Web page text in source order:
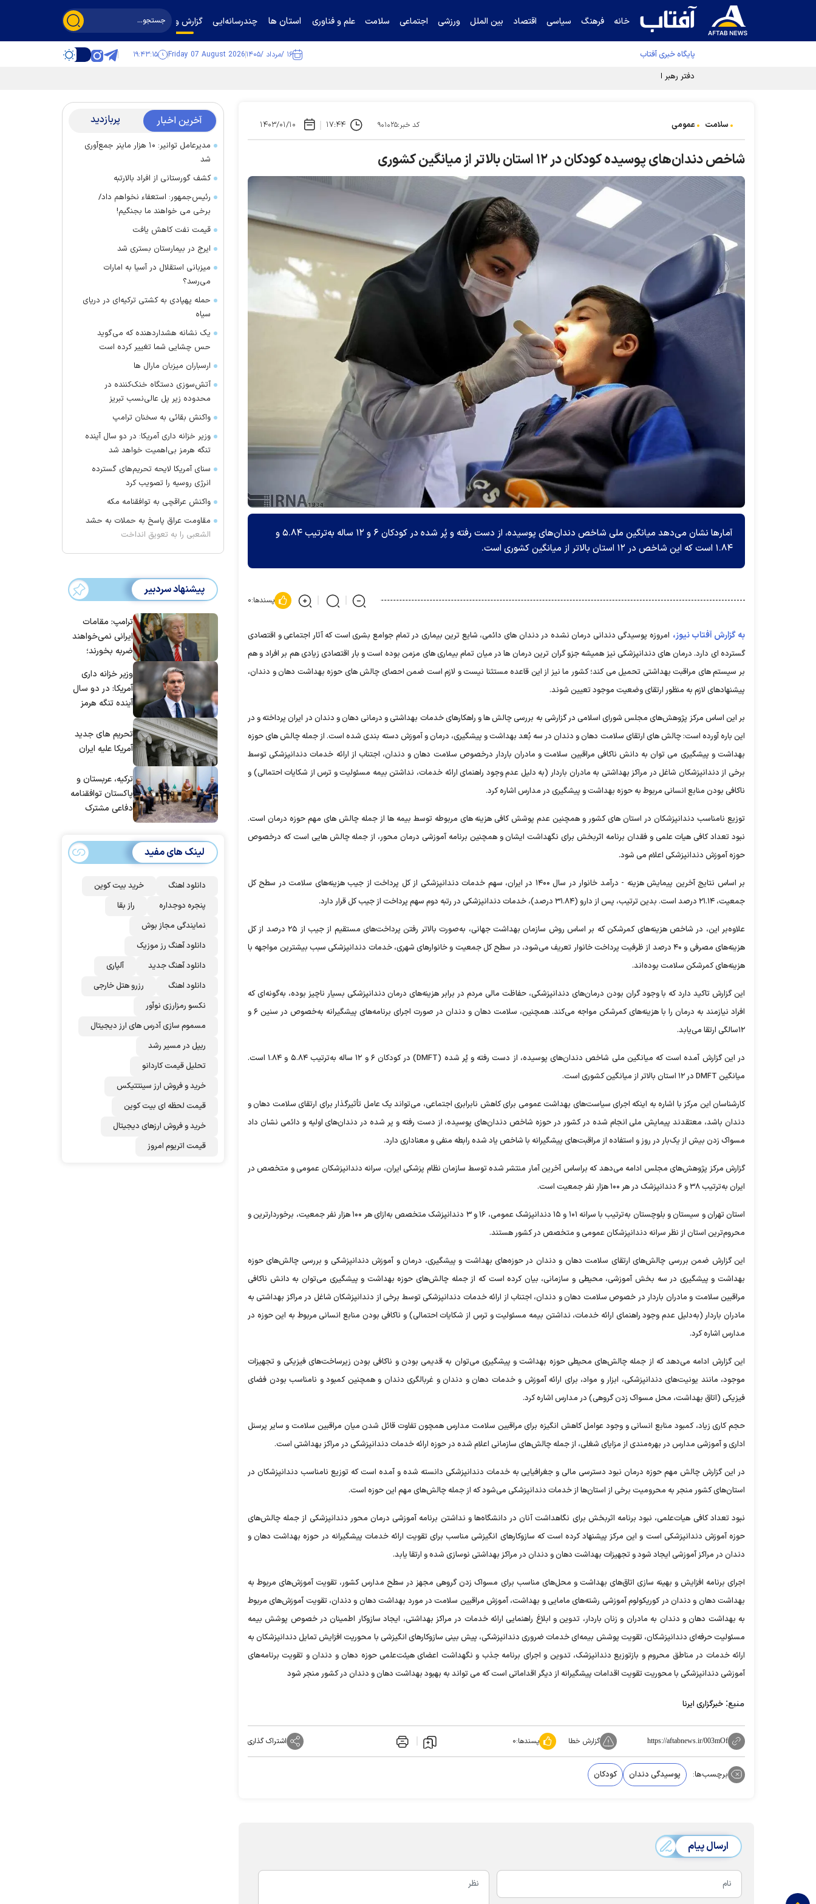
خانه فرهنگ سیاسی اقتصاد بین الملل ورزشی اجتماعی سلامت علم و فناوری استان ها چندرسانه‌ایی گزارش و گفت‌وگو
پایگاه خبری آفتاب ۱۶ /مرداد /۱۴۰۵ Friday 07 August 2026 ۱۹:۴۳:۱۶
دفتر رهبر انقلاب ادعای خرازی درباره پزشکیان را تکذیب کرد
سلامت عمومی کد خبر:۹۰۱۰۲۵ ۱۷:۴۴ ۱۴۰۳/۰۱/۱۰
شاخص دندان‌های پوسیده کودکان در ۱۲ استان بالاتر از میانگین کشوری
آمارها نشان می‌دهد میانگین ملی شاخص دندان‌های پوسیده، از دست رفته و پُر شده در کودکان ۶ و ۱۲ ساله به‌ترتیب ۵.۸۴ و
۱.۸۴ است که این شاخص در ۱۲ استان بالاتر از میانگین کشوری است.
پسندها:۰
به گزارش آفتاب نیوز، امروزه پوسیدگی دندانی درمان نشده در دندان های دائمی، شایع ترین بیماری در تمام جوامع بشری است که آثار اجتماعی و اقتصادی
گسترده ای دارد. درمان های دندانپزشکی نیز همیشه جزو گران ترین درمان ها در میان تمام بیماری های مزمن بوده است و بار اقتصادی زیادی هم بر افراد و هم
بر سیستم های مراقبت بهداشتی تحمیل می کند؛ کشور ما نیز از این قاعده مستثنا نیست و لازم است ضمن احصای چالش های حوزه بهداشت دهان و دندان،
پیشنهادهای لازم به منظور ارتقای وضعیت موجود تعیین شوند.
بر این اساس مرکز پژوهش‌های مجلس شورای اسلامی در گزارشی به بررسی چالش ها و راهکارهای خدمات بهداشتی و درمانی دهان و دندان در ایران پرداخته و در
این باره آورده است: چالش های ارتقای سلامت دهان و دندان در سه بُعد بهداشت و پیشگیری، درمان و آموزش دسته بندی شده است. از جمله چالش های حوزه
بهداشت و پیشگیری می توان به دانش ناکافی مراقبین سلامت و مادران باردار درخصوص سلامت دهان و دندان، اجتناب از ارائه خدمات دندانپزشکی توسط
برخی از دندانپزشکان شاغل در مراکز بهداشتی به مادران باردار (به دلیل عدم وجود راهنمای ارائه خدمات، نداشتن بیمه مسئولیت و ترس از شکایات احتمالی) و
ناکافی بودن منابع انسانی مربوط به حوزه بهداشت و پیشگیری در مدارس اشاره کرد.
توزیع نامناسب دندانپزشکان در استان های کشور و همچنین عدم پوشش کافی هزینه های مربوطه توسط بیمه ها از جمله چالش های مهم حوزه درمان است.
نبود تعداد کافی هیات علمی و فقدان برنامه اثربخش برای نگهداشت ایشان و همچنین برنامه آموزشی درمان محور، از جمله چالش هایی است که درخصوص
حوزه آموزش دندانپزشکی اعلام می شود.
بر اساس نتایج آخرین پیمایش هزینه - درآمد خانوار در سال ۱۴۰۰ در ایران، سهم خدمات دندانپزشکی از کل پرداخت از جیب هزینه‌های سلامت در سطح کل
جمعیت، ۲۱.۱۴ درصد است. بدین ترتیب، پس از دارو (۳۱.۸۴ درصد)، خدمات دندانپزشکی در رتبه دوم سهم پرداخت از جیب کل قرار دارد.
علاوه‌بر این، در شاخص هزینه‌های کمرشکن که بر اساس روش سازمان بهداشت جهانی، به‌صورت بالاتر رفتن پرداخت‌های مستقیم از جیب از ۲۵ درصد از کل
هزینه‌های مصرفی و ۴۰ درصد از ظرفیت پرداخت خانوار تعریف می‌شود، در سطح کل جمعیت و خانوارهای شهری، خدمات دندانپزشکی سبب بیشترین مواجهه با
هزینه‌های کمرشکن سلامت بوده‌اند.
این گزارش تاکید دارد که با وجود گران بودن درمان‌های دندانپزشکی، حفاظت مالی مردم در برابر هزینه‌های درمان دندانپزشکی بسیار ناچیز بوده، به‌گونه‌ای که
افراد نیازمند به درمان را با هزینه‌های کمرشکن مواجه می‌کند. همچنین، سلامت دهان و دندان در صورت اجرای برنامه‌های پیشگیرانه به‌خصوص در سنین ۶ و
۱۲‌سالگی ارتقا می‌یابد.
در این گزارش آمده است که میانگین ملی شاخص دندان‌های پوسیده، از دست رفته و پُر شده (DMFT) در کودکان ۶ و ۱۲ ساله به‌ترتیب ۵.۸۴ و ۱.۸۴ است.
میانگین DMFT در ۱۲ استان بالاتر از میانگین کشوری است.
کارشناسان این مرکز با اشاره به اینکه اجرای سیاست‌های بهداشت عمومی برای کاهش نابرابری اجتماعی، می‌تواند یک عامل تأثیرگذار برای ارتقای سلامت دهان و
دندان باشد، معتقدند پیمایش ملی انجام شده در کشور در حوزه شاخص دندان‌های پوسیده، از دست رفته و پر شده در دندان‌های اولیه و دائمی نشان داد
مسواک زدن بیش از یک‌بار در روز و استفاده از مراقبت‌های پیشگیرانه با شاخص یاد شده رابطه منفی و معناداری دارد.
گزارش مرکز پژوهش‌های مجلس ادامه می‌دهد که براساس آخرین آمار منتشر شده توسط سازمان نظام پزشکی ایران، سرانه دندانپزشکان عمومی و متخصص در
ایران به‌ترتیب ۳۸ و ۶ دندانپزشک در هر ۱۰۰ هزار نفر جمعیت است.
استان تهران و سیستان و بلوچستان به‌ترتیب با سرانه ۱۰۱ و ۱۵ دندانپزشک عمومی، ۱۶ و ۳ دندانپزشک متخصص به‌ازای هر ۱۰۰ هزار نفر جمعیت، برخوردارترین و
محروم‌ترین استان از نظر سرانه دندانپزشکان عمومی و متخصص در کشور هستند.
این گزارش ضمن بررسی چالش‌های ارتقای سلامت دهان و دندان در حوزه‌های بهداشت و پیشگیری، درمان و آموزش دندانپزشکی و بررسی چالش‌های حوزه
بهداشت و پیشگیری در سه بخش آموزشی، محیطی و سازمانی، بیان کرده است که از جمله چالش‌های حوزه بهداشت و پیشگیری می‌توان به دانش ناکافی
مراقبین سلامت و مادران باردار در خصوص سلامت دهان و دندان، اجتناب از ارائه خدمات دندانپزشکی توسط برخی از دندانپزشکان شاغل در مراکز بهداشتی به
مادران باردار (به‌دلیل عدم وجود راهنمای ارائه خدمات، نداشتن بیمه مسئولیت و ترس از شکایات احتمالی) و ناکافی بودن منابع انسانی مربوط به این حوزه در
مدارس اشاره کرد.
این گزارش ادامه می‌دهد که از جمله چالش‌های محیطی حوزه بهداشت و پیشگیری می‌توان به قدیمی بودن و ناکافی بودن زیرساخت‌های فیزیکی و تجهیزات
موجود، مانند یونیت‌های دندانپزشکی، ابزار و مواد، برای ارائه آموزش و خدمات دهان و دندان و غربالگری دندان و همچنین کمبود و نامناسب بودن فضای
فیزیکی (اتاق بهداشت، محل مسواک زدن گروهی) در مدارس اشاره کرد.
حجم کاری زیاد، کمبود منابع انسانی و وجود عوامل کاهش انگیزه برای مراقبین سلامت مدارس همچون تفاوت قائل شدن میان مراقبین سلامت و سایر پرسنل
اداری و آموزشی مدارس در بهره‌مندی از مزایای شغلی، از جمله چالش‌های سازمانی اعلام شده در حوزه ارائه خدمات دندانپزشکی در مراکز بهداشتی است.
در این گزارش چالش مهم حوزه درمان نبود دسترسی مالی و جغرافیایی به خدمات دندانپزشکی دانسته شده و آمده است که توزیع نامناسب دندانپزشکان در
استان‌های کشور منجر به محرومیت برخی از استان‌ها از خدمات دندانپزشکی می‌شود که از جمله چالش‌های مهم این حوزه است.
نبود تعداد کافی هیات‌علمی، نبود برنامه اثربخش برای نگاهداشت آنان در دانشگاه‌ها و نداشتن برنامه آموزشی درمان محور دندانپزشکی از جمله چالش‌های
حوزه آموزش دندانپزشکی است و این مرکز پیشنهاد کرده است که سازوکارهای انگیزشی مناسب برای تقویت ارائه خدمات پیشگیرانه در حوزه بهداشت دهان و
دندان در مراکز آموزشی ایجاد شود و تجهیزات بهداشت دهان و دندان در مراکز بهداشتی نوسازی شده و ارتقا یابد.
اجرای برنامه افزایش و بهینه سازی اتاق‌های بهداشت و محل‌های مناسب برای مسواک زدن گروهی مجهز در سطح مدارس کشور، تقویت آموزش‌های مربوط به
بهداشت دهان و دندان در کوریکولوم آموزشی رشته‌های مامایی و بهداشت، آموزش مراقبین سلامت در مورد بهداشت دهان و دندان، تقویت آموزش‌های مربوط
به بهداشت دهان و دندان به مادران و زنان باردار، تدوین و ابلاغ راهنمایی ارائه خدمات در مراکز بهداشتی، ایجاد سازوکار اطمینان در خصوص پوشش بیمه
مسئولیت حرفه‌ای دندانپزشکان، تقویت پوشش بیمه‌ای خدمات ضروری دندانپزشکی، پیش بینی سازوکارهای انگیزشی با محوریت افزایش تمایل دندانپزشکان به
ارائه خدمات در مناطق محروم و بازتوزیع دندانپزشک، تدوین و اجرای برنامه جذب و نگهداشت اعضای هیئت‌علمی حوزه دهان و دندان و تقویت برنامه‌های
آموزشی دندانپزشکی با محوریت تقویت اقدامات پیشگیرانه از دیگر اقداماتی است که می تواند به بهبود بهداشت دهان و دندان در کشور منجر شود
منبع: خبرگزاری ایرنا
https://aftabnews.ir/003mOf گزارش خطا پسندها:۰ اشتراک گذاری
برچسب‌ها: پوسیدگی دندان کودکان
ارسال پیام
آخرین اخبار پربازدید
مدیرعامل توانیر: ۱۰ هزار ماینر جمع‌آوری
شد
کشف گورستانی از افراد بالارتبه
رئیس‌جمهور: استعفاء نخواهم داد/
برخی می خواهند ما بجنگیم!
قیمت نفت کاهش یافت
ایرج در بیمارستان بستری شد
میزبانی استقلال در آسیا به امارات
می‌رسد؟
حمله پهپادی به کشتی ترکیه‌ای در دریای
سیاه
یک نشانه هشداردهنده که می‌گوید
حس چشایی شما تغییر کرده است
ارسباران میزبان مارال ها
آتش‌سوزی دستگاه خنک‌کننده در
محدوده زیر پل عالی‌نسب تبریز
واکنش بقائی به سخنان ترامپ
وزیر خزانه داری آمریکا: در دو سال آینده
تنگه هرمز بی‌اهمیت خواهد شد
سنای آمریکا لایحه تحریم‌های گسترده
انرژی روسیه را تصویب کرد
واکنش عراقچی به توافقنامه مکه
مقاومت عراق پاسخ به حملات به حشد
الشعبی را به تعویق انداخت
پیشنهاد سردبیر
ترامپ: مقامات
ایرانی نمی‌خواهند
ضربه بخورند؛
توافق برسند
وزیر خزانه داری
آمریکا: در دو سال
آینده تنگه هرمز
شد
تحریم های جدید
آمریکا علیه ایران
ترکیه، عربستان و
پاکستان توافقنامه
دفاعی مشترک
لینک های مفید
دانلود اهنگ
خرید بیت کوین
پنجره دوجداره
راز بقا
نمایندگی مجاز بوش
دانلود آهنگ رز‌ موزیک
دانلود آهنگ جدید
آلپاری
دانلود اهنگ
رزرو هتل خارجی
نکسو رمزارزی نوآور
مسموم سازی آدرس های ارز دیجیتال
ریپل در مسیر رشد
تحلیل قیمت کاردانو
خرید و فروش ارز سینتتیکس
قیمت لحظه ای بیت کوین
خرید و فروش ارزهای دیجیتال
قیمت اتریوم امروز